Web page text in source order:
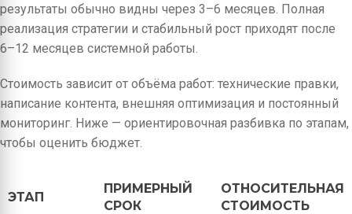
результаты обычно видны через 3–6 месяцев. Полная
реализация стратегии и стабильный рост приходят после
6–12 месяцев системной работы.
Стоимость зависит от объёма работ: технические правки,
написание контента, внешняя оптимизация и постоянный
мониторинг. Ниже — ориентировочная разбивка по этапам,
чтобы оценить бюджет.
ЭТАП
ПРИМЕРНЫЙ
СРОК
ОТНОСИТЕЛЬНАЯ
СТОИМОСТЬ